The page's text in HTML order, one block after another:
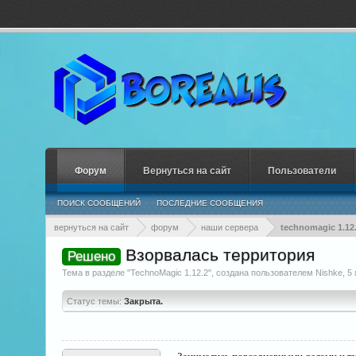
вернуться на сайт форум наши сервера technomagic
Решено Взорвалась территория
Тема в разделе "TechnoMagic 1.12.2", создана пользователем Nishke 5
Статус темы: Закрыта.
Форум
ПОИСК СООБЩЕНИЙ ПОСЛЕДНИЕ СООБЩЕНИЯ
Вернуться на сайт Пользователи